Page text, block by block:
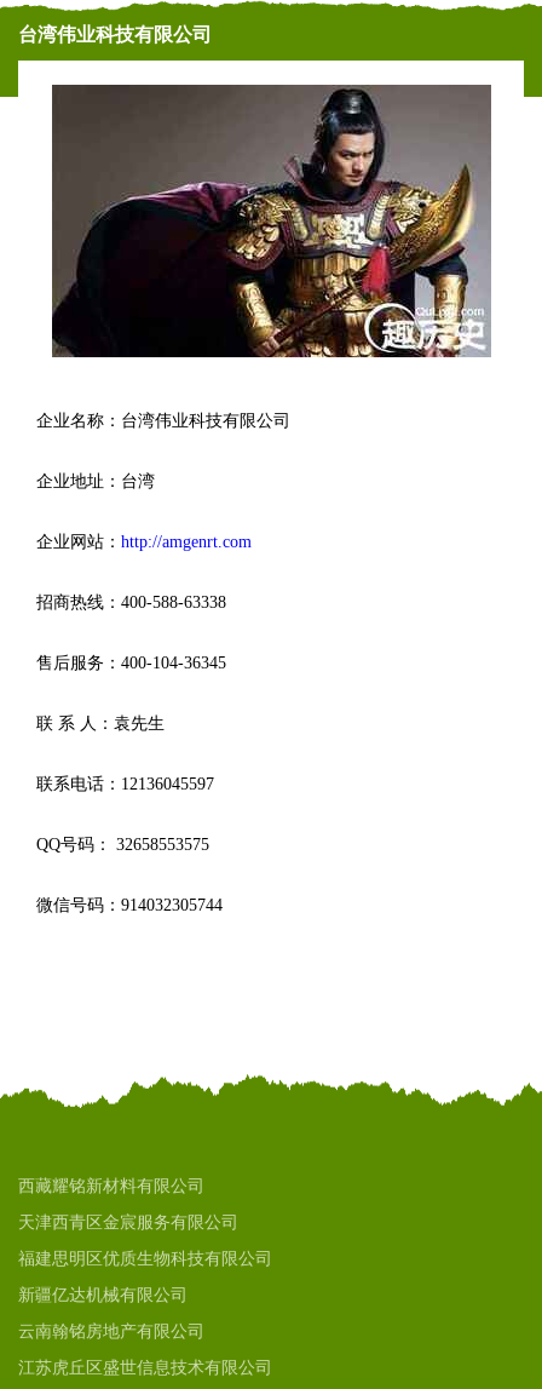
台湾伟业科技有限公司
企业名称：台湾伟业科技有限公司
企业地址：台湾
企业网站： http://amgenrt.com
招商热线：400-588-63338
售后服务：400-104-36345
联 系 人：袁先生
联系电话：12136045597
QQ号码： 32658553575
微信号码：914032305744
西藏耀铭新材料有限公司
天津西青区金宸服务有限公司
福建思明区优质生物科技有限公司
新疆亿达机械有限公司
云南翰铭房地产有限公司
江苏虎丘区盛世信息技术有限公司